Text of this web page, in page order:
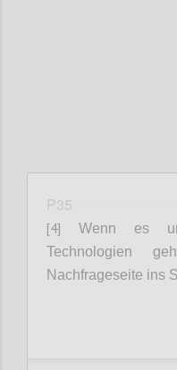
P35
[4]
Wenn es
Technologien
Nachfrageseite ins